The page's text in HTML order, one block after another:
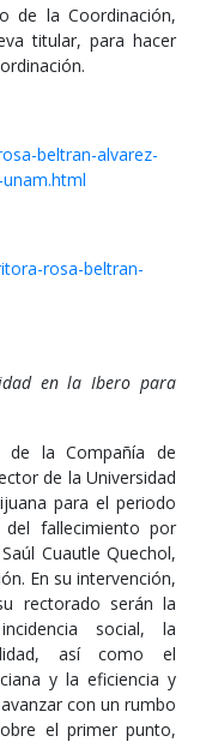
de la Coordinación,
titular, para hacer
beltran-alvarez-
rosa-beltran-
en la Ibero para
de la Compañía de
de la Universidad
para el periodo
fallecimiento por
Cuautle Quechol,
En su intervención,
rectorado serán la
social, la
así como el
y la eficiencia y
con un rumbo
el primer punto,